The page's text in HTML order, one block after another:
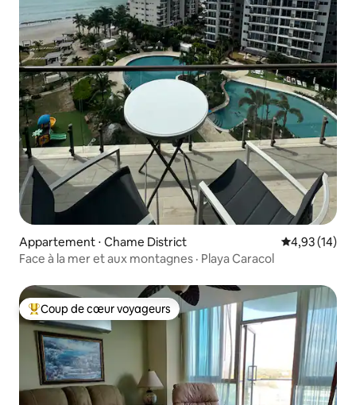
Appartement ⋅ Chame District Évaluation
4,93 (14)
Face à la mer et aux montagnes · Playa Caracol
Coups de cœur voyageurs les plus appréciés
Coup de cœur voyageurs